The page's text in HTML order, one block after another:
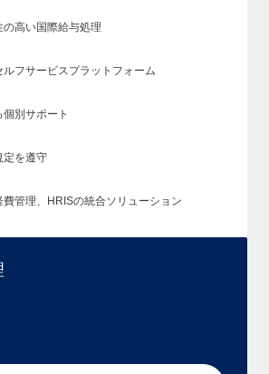
の高い国際給与処理
ルフサービスプラットフォーム
別サポート
定を遵守
費管理、HRISの統合ソリューション